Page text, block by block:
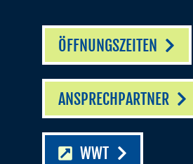
ÖFFNUNGSZEITEN
ANSPRECHPARTNER
WWT